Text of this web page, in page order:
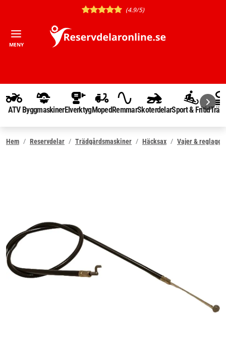
(4.9/5)
MENY
ATV ByggmaskinerElverktygMopedRemmarSkoterdelarSport & Fritid
Hem Reservdelar Trädgårdsmaskiner Häcksax Vajer & reglage